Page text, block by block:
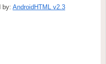
by: AndroidHTML v2.3